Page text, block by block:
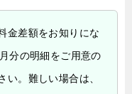
金差額をお知りにな
分の明細をご用意の
い。難しい場合は、